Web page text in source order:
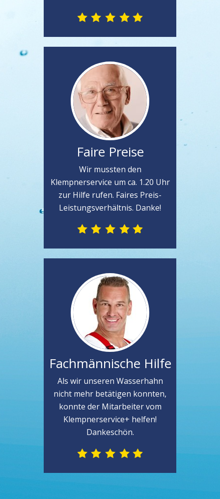
Faire Preise
Wir mussten den
Klempnerservice um ca. 1.20 Uhr
zur Hilfe rufen. Faires Preis-
Leistungsverhältnis. Danke!
Fachmännische Hilfe
Als wir unseren Wasserhahn
nicht mehr betätigen konnten,
konnte der Mitarbeiter vom
Klempnerservice+ helfen!
Dankeschön.